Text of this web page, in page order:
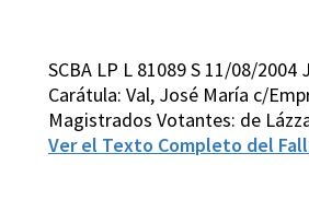
SCBA LP L 81089 S 11/08/2004
Carátula: Val, José María c/
Magistrados Votantes: de
Ver el Texto Completo del